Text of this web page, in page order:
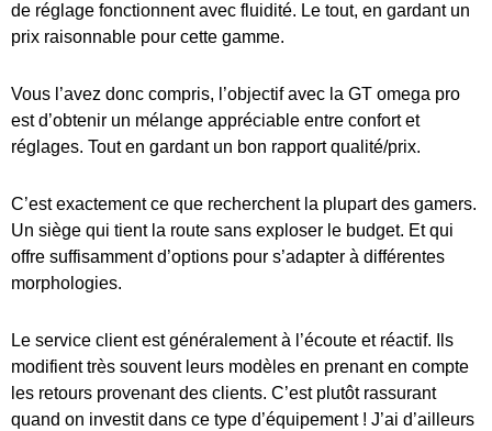
de réglage fonctionnent avec fluidité. Le tout, en gardant un
prix raisonnable pour cette gamme.
Vous l’avez donc compris, l’objectif avec la GT omega pro
est d’obtenir un mélange appréciable entre confort et
réglages. Tout en gardant un bon rapport qualité/prix.
C’est exactement ce que recherchent la plupart des gamers.
Un siège qui tient la route sans exploser le budget. Et qui
offre suffisamment d’options pour s’adapter à différentes
morphologies.
Le service client est généralement à l’écoute et réactif. Ils
modifient très souvent leurs modèles en prenant en compte
les retours provenant des clients. C’est plutôt rassurant
quand on investit dans ce type d’équipement ! J’ai d’ailleurs